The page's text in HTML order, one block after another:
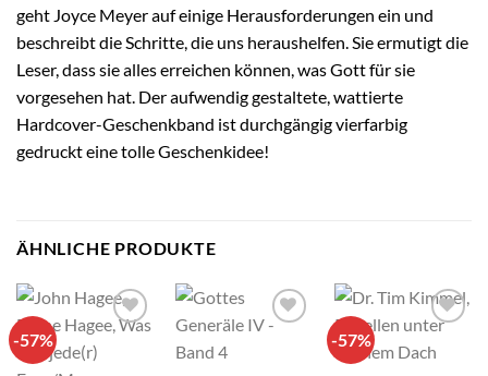
geht Joyce Meyer auf einige Herausforderungen ein und
beschreibt die Schritte, die uns heraushelfen. Sie ermutigt die
Leser, dass sie alles erreichen können, was Gott für sie
vorgesehen hat. Der aufwendig gestaltete, wattierte
Hardcover-Geschenkband ist durchgängig vierfarbig
gedruckt eine tolle Geschenkidee!
ÄHNLICHE PRODUKTE
-57%
Add to
-57%
wishlist